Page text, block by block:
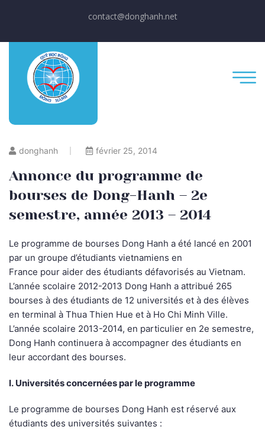
contact@donghanh.net
donghanh février 25, 2014
Annonce du programme de
bourses de Dong-Hanh – 2e
semestre, année 2013 – 2014
Le programme de bourses Dong Hanh a été lancé en 2001
par un groupe d’étudiants vietnamiens en
France pour aider des étudiants défavorisés au Vietnam.
L’année scolaire 2012-2013 Dong Hanh a attribué 265
bourses à des étudiants de 12 universités et à des élèves
en terminal à Thua Thien Hue et à Ho Chi Minh Ville.
L’année scolaire 2013-2014, en particulier en 2e semestre,
Dong Hanh continuera à accompagner des étudiants en
leur accordant des bourses.
I. Universités concernées par le programme
Le programme de bourses Dong Hanh est réservé aux
étudiants des universités suivantes :